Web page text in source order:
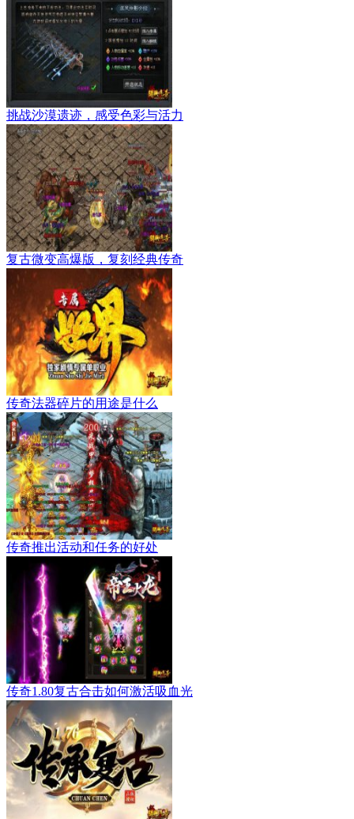
挑战沙漠遗迹，感受色彩与活力
复古微变高爆版，复刻经典传奇
传奇法器碎片的用途是什么
传奇推出活动和任务的好处
传奇1.80复古合击如何激活吸血光